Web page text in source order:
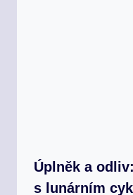
Úplněk a
s lunárním